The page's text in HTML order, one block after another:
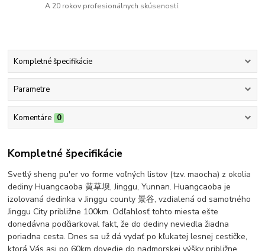
A 20 rokov profesionálnych skúseností.
Kompletné špecifikácie
Parametre
Komentáre 0
Kompletné špecifikácie
Svetlý sheng pu'er vo forme voľných listov (tzv. maocha) z okolia
dediny Huangcaoba 黄草坝, Jinggu, Yunnan. Huangcaoba je
izolovaná dedinka v Jinggu county 景谷, vzdialená od samotného
Jinggu City približne 100km. Odľahlosť tohto miesta ešte
donedávna podčiarkoval fakt, že do dediny neviedla žiadna
poriadna cesta. Dnes sa už dá vydať po kľukatej lesnej cestičke,